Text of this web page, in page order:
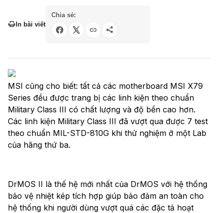
In bài viết
Chia sẻ:
MSI cũng cho biết: tất cả các motherboard MSI X79
Series đều được trang bị các linh kiện theo chuẩn
Military Class III có chất lượng và độ bền cao hơn.
Các linh kiện Military Class III đã vượt qua được 7 test
theo chuẩn MIL-STD-810G khi thử nghiệm ở một Lab
của hãng thứ ba.
DrMOS II là thế hệ mới nhất của DrMOS với hệ thống
bảo vệ nhiệt kép tích hợp giúp bảo đảm an toàn cho
hệ thống khi người dùng vượt quá các đặc tả hoạt